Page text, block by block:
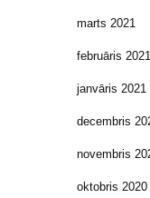
marts 2021
februāris 2021
janvāris 2021
decembris
novembris
oktobris 2020